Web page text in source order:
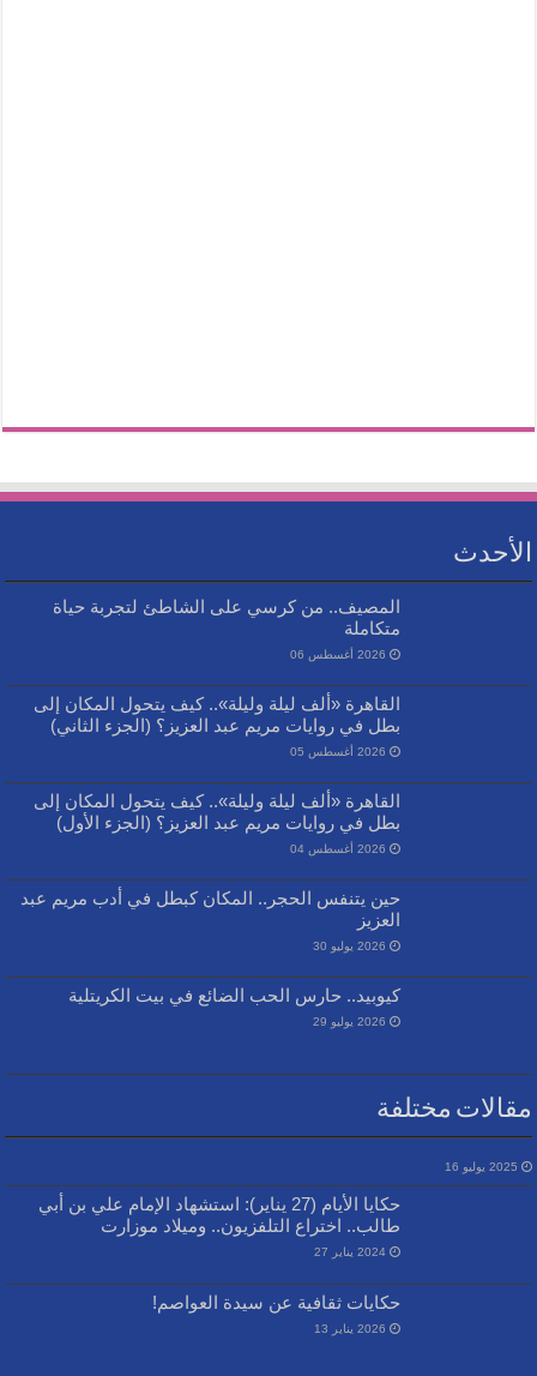
الأحدث
المصيف.. من كرسي على الشاطئ لتجربة حياة
متكاملة
2026 أغسطس 06
القاهرة «ألف ليلة وليلة».. كيف يتحول المكان إلى
بطل في روايات مريم عبد العزيز؟ (الجزء الثاني)
2026 أغسطس 05
القاهرة «ألف ليلة وليلة».. كيف يتحول المكان إلى
بطل في روايات مريم عبد العزيز؟ (الجزء الأول)
2026 أغسطس 04
حين يتنفس الحجر.. المكان كبطل في أدب مريم عبد
العزيز
2026 يوليو 30
كيوبيد.. حارس الحب الضائع في بيت الكريتلية
2026 يوليو 29
مقالات مختلفة
2025 يوليو 16
حكايا الأيام (27 يناير): استشهاد الإمام علي بن أبي
طالب.. اختراع التلفزيون.. وميلاد موزارت
2024 يناير 27
حكايات ثقافية عن سيدة العواصم!
2026 يناير 13